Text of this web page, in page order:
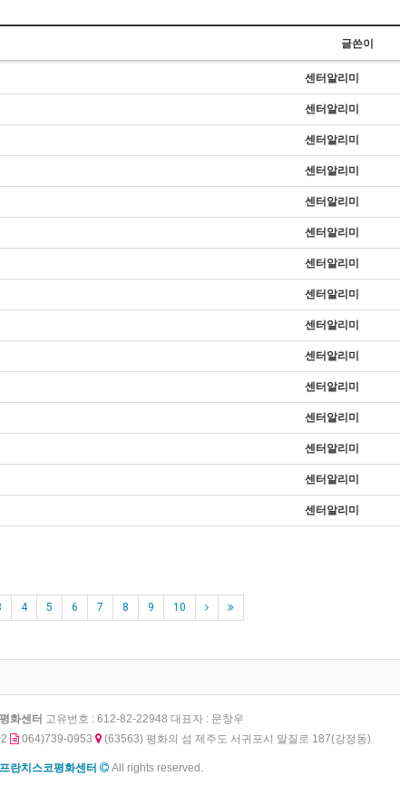
글쓴이
센터알리미
센터알리미
센터알리미
센터알리미
센터알리미
센터알리미
센터알리미
센터알리미
센터알리미
센터알리미
센터알리미
센터알리미
센터알리미
센터알리미
센터알리미
4 5 6 7 8 9 10
화센터 고유번호 : 612-82-22948 대표자 : 문창우
064)739-0953 (63563) 평화의 섬 제주도 서귀포시 말질로 187(강정동)
란치스코평화센터 All rights reserved.